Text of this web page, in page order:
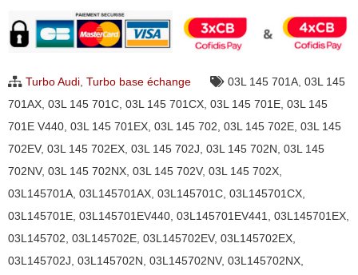
Audi
A4,
A6,
BorgWarner
Turbo Audi Turbo base échange 03L 145 701A 03L 145
701AX 03L 145 701C 03L 145 701CX 03L 145 701E 03L 145
701E V440 03L 145 701EX 03L 145 702 03L 145 702E 03L 145
702EV, 03L 145 702EX 03L 145 702J 03L 145 702N 03L 145
702NV, 03L 145 702NX 03L 145 702V, 03L 145 702X
03L145701A 03L145701AX 03L145701C 03L145701CX
03L145701E 03L145701EV440 03L145701EV441 03L145701EX
03L145702 03L145702E 03L145702EV, 03L145702EX
03L145702J 03L145702N 03L145702NV, 03L145702NX